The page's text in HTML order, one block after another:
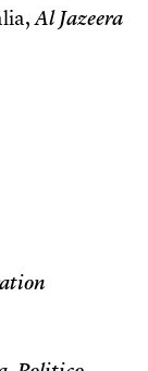
Al Jazeera